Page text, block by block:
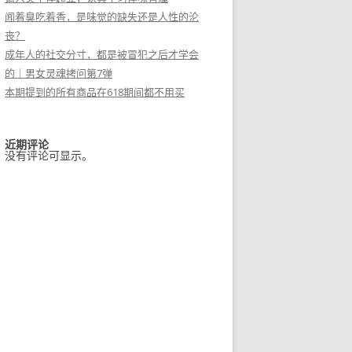
闻着臭吃着香，是味觉的缺失还是人性的沦
丧？
成年人的社交分寸，都是被冒犯之后才学会
的｜男女灵魂拷问第7弹
本期提到的所有商品在618期间都不用买
近期评论
没有评论可显示。